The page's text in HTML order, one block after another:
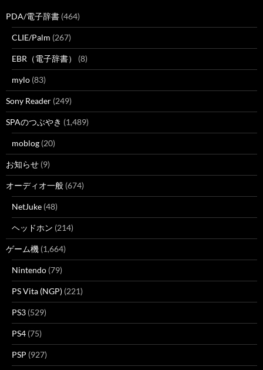
PDA/電子辞書 (464)
CLIE/Palm (267)
EBR（電子辞書） (8)
mylo (83)
Sony Reader (249)
SPAのつぶやき (1,489)
moblog (20)
お知らせ (9)
オーディオ一般 (674)
NetJuke (48)
ヘッドホン (214)
ゲーム機 (1,664)
Nintendo (79)
PS Vita (NGP) (221)
PS3 (529)
PS4 (75)
PSP (927)